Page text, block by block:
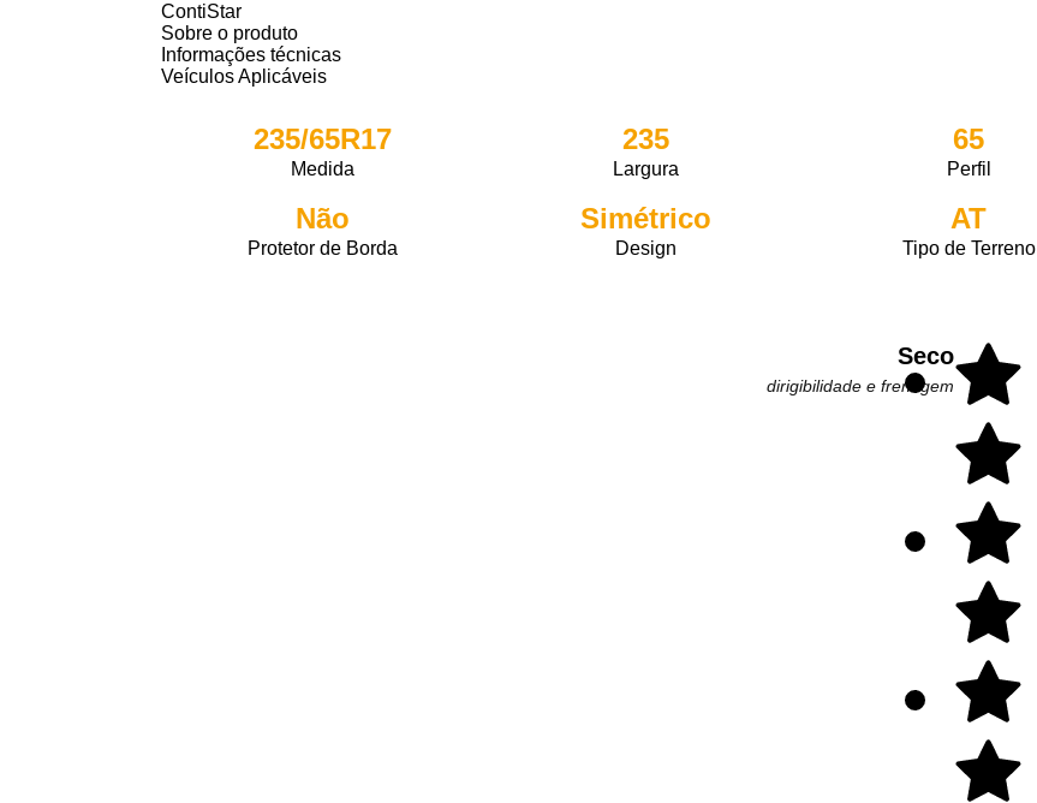
ContiStar
Sobre o produto
Informações técnicas
Veículos Aplicáveis
235/65R17
Medida
235
Largura
65
Perfil
Não
Protetor de Borda
Simétrico
Design
AT
Tipo de Terreno
Seco
dirigibilidade e frenagem